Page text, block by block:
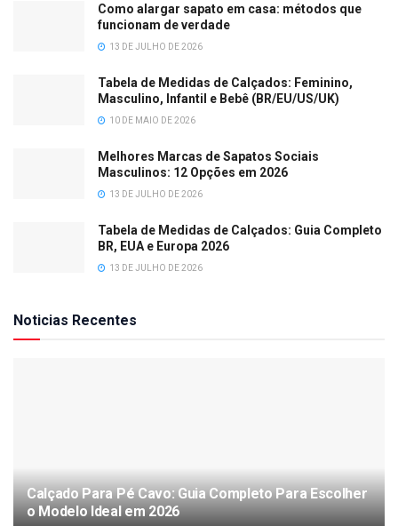
Como alargar sapato em casa: métodos que
funcionam de verdade
13 DE JULHO DE 2026
Tabela de Medidas de Calçados: Feminino,
Masculino, Infantil e Bebê (BR/EU/US/UK)
10 DE MAIO DE 2026
Melhores Marcas de Sapatos Sociais
Masculinos: 12 Opções em 2026
13 DE JULHO DE 2026
Tabela de Medidas de Calçados: Guia Completo
BR, EUA e Europa 2026
13 DE JULHO DE 2026
Noticias Recentes
Calçado Para Pé Cavo: Guia Completo Para Escolher
o Modelo Ideal em 2026